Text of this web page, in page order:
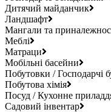
Дитячий майданчик
Ландшафт
Мангали та
Меблі
Матраци
Мобільні басейни
Побутовки / Господарчі
Побутова хімія
Посуд / Кухонне
Садовий інвентар